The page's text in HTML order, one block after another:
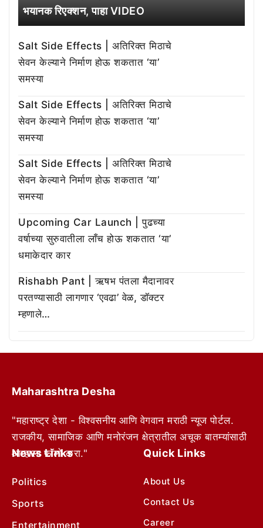
भयानक रिएक्शन, पाहा VIDEO
Salt Side Effects | अतिरिक्त मिठाचे
सेवन केल्याने निर्माण होऊ शकतात ‘या’
समस्या
Salt Side Effects | अतिरिक्त मिठाचे
सेवन केल्याने निर्माण होऊ शकतात ‘या’
समस्या
Salt Side Effects | अतिरिक्त मिठाचे
सेवन केल्याने निर्माण होऊ शकतात ‘या’
समस्या
Upcoming Car Launch | पुढच्या
वर्षाच्या सुरुवातीला लाँच होऊ शकतात ‘या’
धमाकेदार कार
Rishabh Pant | ऋषभ पंतला मैदानावर
परतण्यासाठी लागणार ‘एवढा’ वेळ, डॉक्टर
म्हणाले…
Maharashtra Desha
"महाराष्ट्र देशा - विश्वसनीय आणि वेगवान मराठी न्यूज पोर्टल.
राजकीय, सामाजिक आणि मनोरंजन क्षेत्रातील अचूक बातम्यांसाठी
आम्हाला फॉलो करा."
News Links
Politics
Sports
Entertainment
Quick Links
About Us
Contact Us
Career